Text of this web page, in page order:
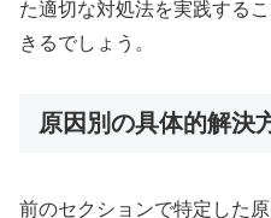
た適切な対処法を実践する
きるでしょう。
原因別の具体的解決
前のセクションで特定した